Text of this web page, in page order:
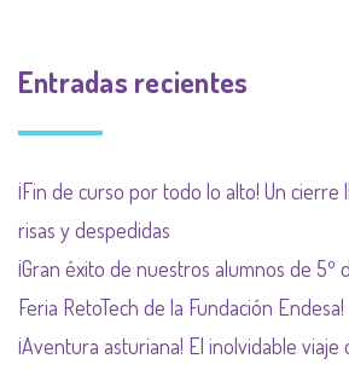
Entradas recientes
¡Fin de curso por todo lo alto! Un cierre
risas y despedidas
¡Gran éxito de nuestros alumnos de 5º
Feria RetoTech de la Fundación Endesa!
¡Aventura asturiana! El inolvidable